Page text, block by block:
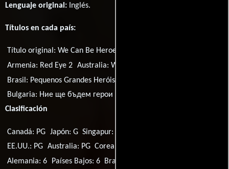
Lenguaje original: Inglés.
Títulos en cada país:
Título original:We Can Be Heroes
Armenia: Red Eye 2 Australia: We Can Be Heroes
Brasil: Pequenos Grandes Heróis
Bulgaria: Ние ще бъдем герои
Clasificación
Canadá: PG Japón: G Singapur: PG
EE.UU.: PG Australia: PG Corea del Sur: All
Alemania: 6
Países Bajos: 6 Brasil: Livre